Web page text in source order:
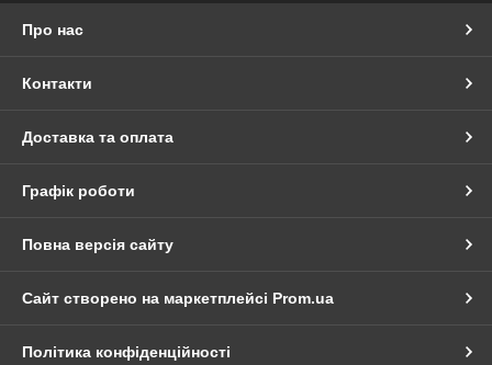
Про нас
Контакти
Доставка та оплата
Графік роботи
Повна версія сайту
Сайт створено на маркетплейсі Prom.ua
Політика конфіденційності